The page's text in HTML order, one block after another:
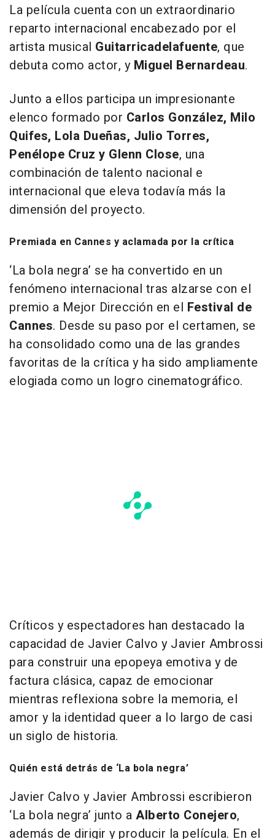
La película cuenta con un extraordinario
reparto internacional encabezado por el
artista musical Guitarricadelafuente, que
debuta como actor, y Miguel Bernardeau.
Junto a ellos participa un impresionante
elenco formado por Carlos González, Milo
Quifes, Lola Dueñas, Julio Torres,
Penélope Cruz y Glenn Close, una
combinación de talento nacional e
internacional que eleva todavía más la
dimensión del proyecto.
Premiada en Cannes y aclamada por la crítica
‘La bola negra’ se ha convertido en un
fenómeno internacional tras alzarse con el
premio a Mejor Dirección en el Festival de
Cannes. Desde su paso por el certamen, se
ha consolidado como una de las grandes
favoritas de la crítica y ha sido ampliamente
elogiada como un logro cinematográfico.
Críticos y espectadores han destacado la
capacidad de Javier Calvo y Javier Ambrossi
para construir una epopeya emotiva y de
factura clásica, capaz de emocionar
mientras reflexiona sobre la memoria, el
amor y la identidad queer a lo largo de casi
un siglo de historia.
Quién está detrás de ‘La bola negra’
Javier Calvo y Javier Ambrossi escribieron
‘La bola negra’ junto a Alberto Conejero,
además de dirigir y producir la película. En el